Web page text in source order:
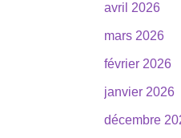
avril 2026
mars 2026
février 2026
janvier 2026
décembre